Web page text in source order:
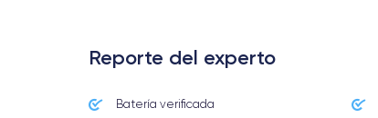
Reporte del experto
Batería verificada